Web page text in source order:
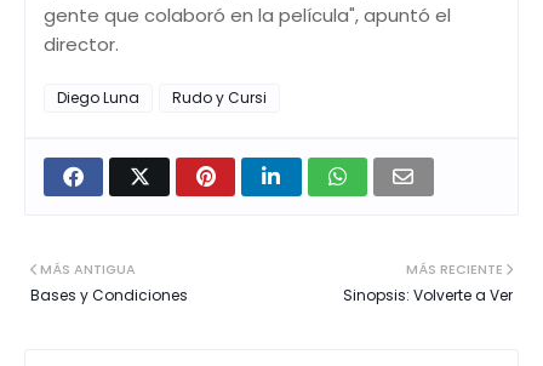
gente que colaboró en la película", apuntó el
director.
Diego Luna Rudo y Cursi
MÁS RECIENTE
Sinopsis: Volverte a Ver
MÁS ANTIGUA
Bases y Condiciones